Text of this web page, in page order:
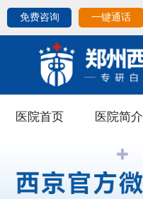
免费咨询 一键通话
医院首页 医院简介